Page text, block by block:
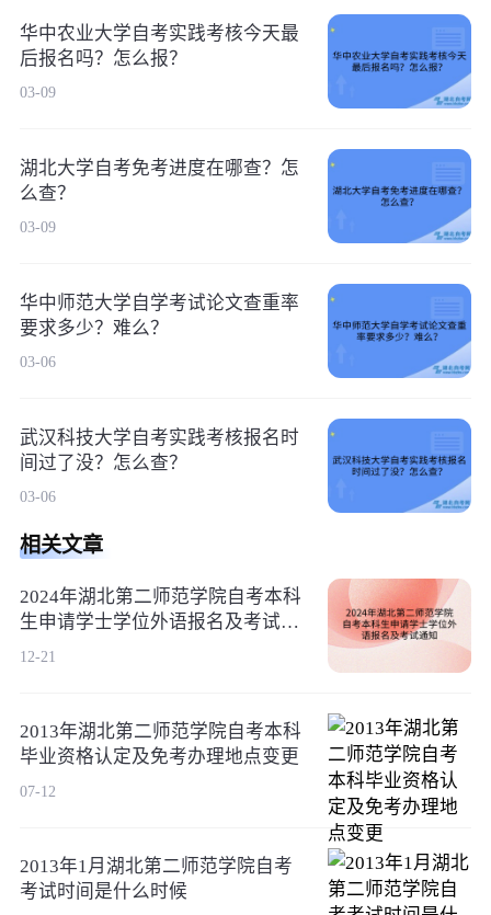
华中农业大学自考实践考核今天最
后报名吗？怎么报？
03-09
湖北大学自考免考进度在哪查？怎
么查？
03-09
华中师范大学自学考试论文查重率
要求多少？难么？
03-06
武汉科技大学自考实践考核报名时
间过了没？怎么查？
03-06
相关文章
2024年湖北第二师范学院自考本科
生申请学士学位外语报名及考试通
知
12-21
2013年湖北第二师范学院自考本科
毕业资格认定及免考办理地点变更
07-12
2013年1月湖北第二师范学院自考
考试时间是什么时候